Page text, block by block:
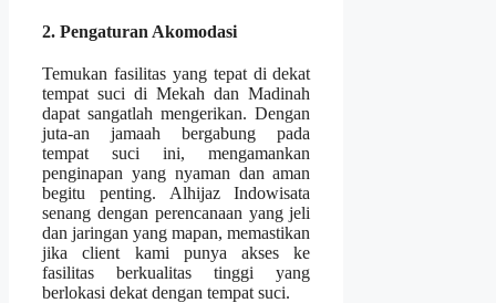
2. Pengaturan Akomodasi
Temukan fasilitas yang tepat di dekat
tempat suci di Mekah dan Madinah
dapat sangatlah mengerikan. Dengan
juta-an jamaah bergabung pada
tempat suci ini, mengamankan
penginapan yang nyaman dan aman
begitu penting. Alhijaz Indowisata
senang dengan perencanaan yang jeli
dan jaringan yang mapan, memastikan
jika client kami punya akses ke
fasilitas berkualitas tinggi yang
berlokasi dekat dengan tempat suci.